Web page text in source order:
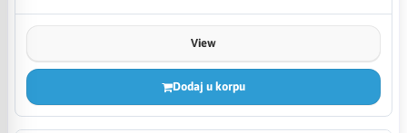
View
Dodaj u korpu